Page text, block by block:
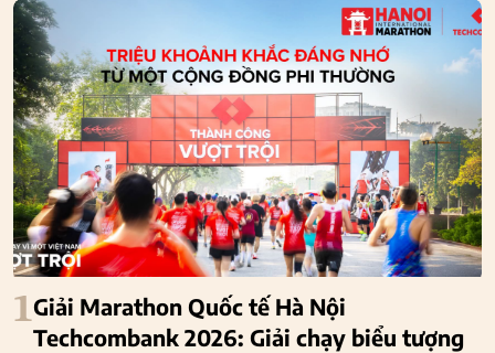
1Giải Marathon Quốc tế Hà Nội
Techcombank 2026: Giải chạy biểu tượng